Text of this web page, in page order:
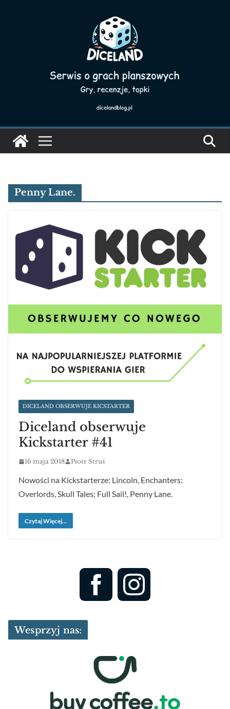
Penny Lane.
DICELAND OBSERWUJE KICSTARTER
Diceland obserwuje
Kickstarter #41
16 maja 2018 Piotr Struś
Nowości na Kickstarterze: Lincoln, Enchanters:
Overlords, Skull Tales: Full Sail!, Penny Lane.
Czytaj Więcej...
Wesprzyj nas: